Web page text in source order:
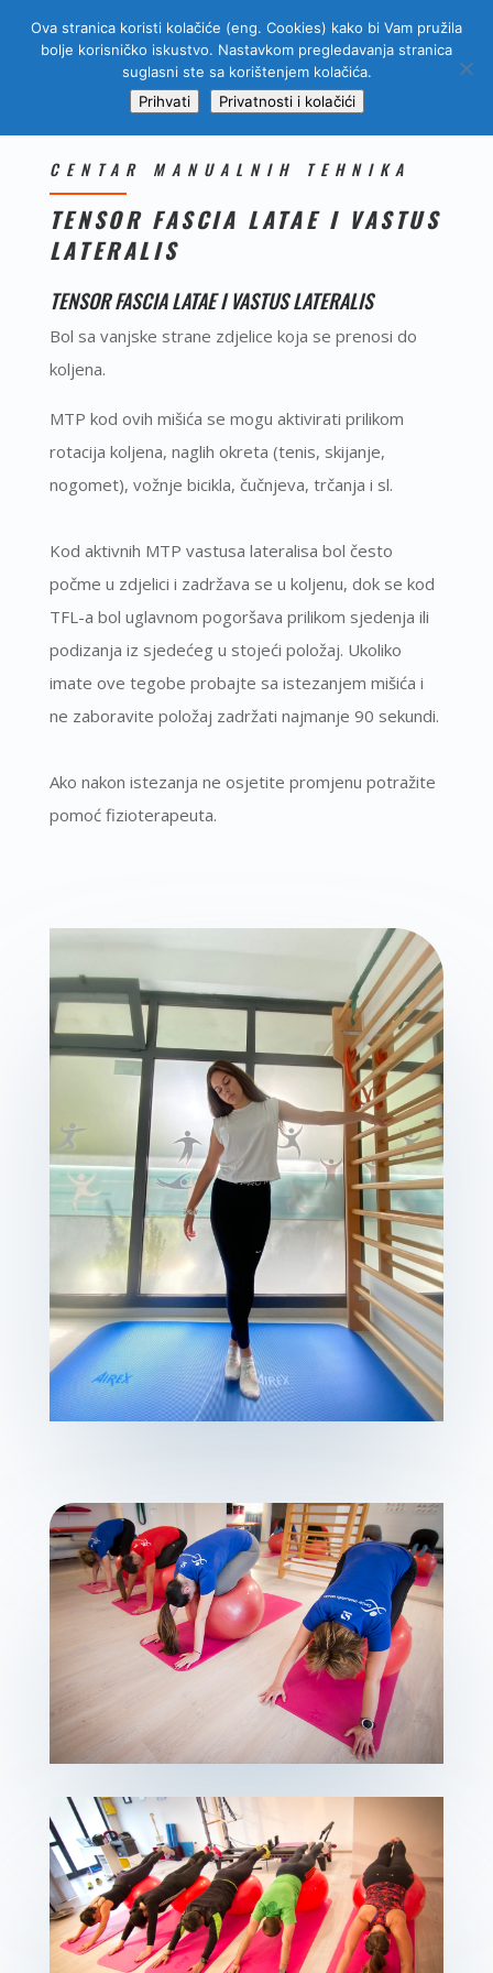
CENTAR MANUALNIH TEHNIKA
TENSOR FASCIA LATAE I VASTUS
LATERALIS
TENSOR FASCIA LATAE I VASTUS LATERALIS
Bol sa vanjske strane zdjelice koja se prenosi do
koljena.
MTP kod ovih mišića se mogu aktivirati prilikom
rotacija koljena, naglih okreta (tenis, skijanje,
nogomet), vožnje bicikla, čučnjeva, trčanja i sl.
Kod aktivnih MTP vastusa lateralisa bol često
počme u zdjelici i zadržava se u koljenu, dok se kod
TFL-a bol uglavnom pogoršava prilikom sjedenja ili
podizanja iz sjedećeg u stojeći položaj. Ukoliko
imate ove tegobe probajte sa istezanjem mišića i
ne zaboravite položaj zadržati najmanje 90 sekundi.
Ako nakon istezanja ne osjetite promjenu potražite
pomoć fizioterapeuta.
Ova stranica koristi kolačiće (eng. Cookies) kako bi Vam pružila
bolje korisničko iskustvo. Nastavkom pregledavanja stranica
suglasni ste sa korištenjem kolačića.
Prihvati
Privatnosti i kolačići